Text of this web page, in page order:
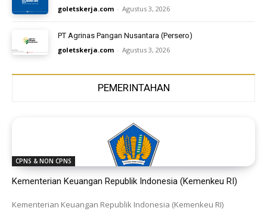
goletskerja.com - Agustus 3, 2026
PT Agrinas Pangan Nusantara (Persero)
goletskerja.com - Agustus 3, 2026
PEMERINTAHAN
CPNS & NON CPNS
Kementerian Keuangan Republik Indonesia (Kemenkeu RI)
Kementerian Keuangan Republik Indonesia (Kemenkeu RI)